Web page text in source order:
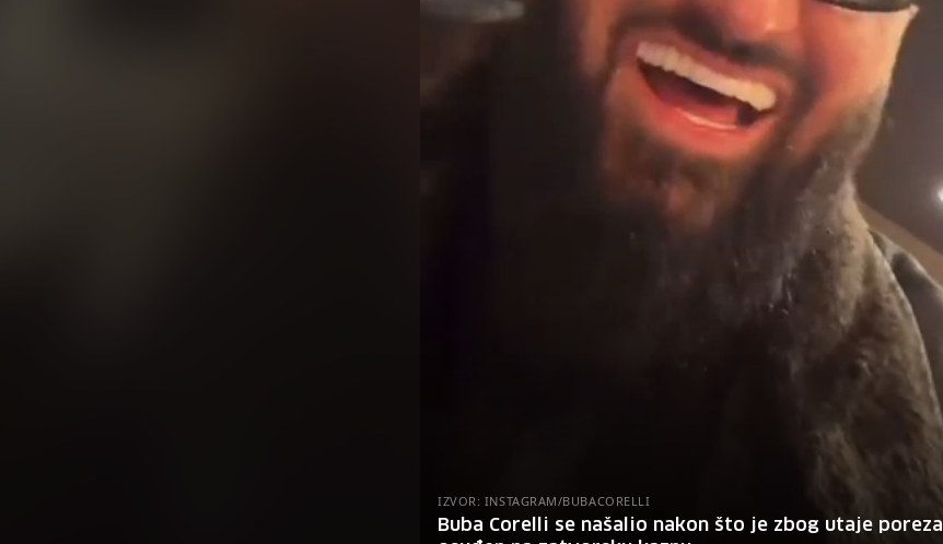
IZVOR: INSTAGRAM/BUBACORELLI
Buba Corelli se našalio nakon što je zbog utaje poreza